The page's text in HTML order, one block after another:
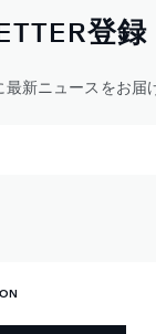
登録
新ニュースをお届